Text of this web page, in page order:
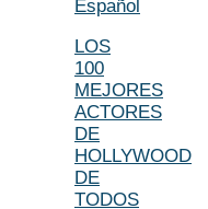
Español
LOS
100
MEJORES
ACTORES
DE
HOLLYWOOD
DE
TODOS